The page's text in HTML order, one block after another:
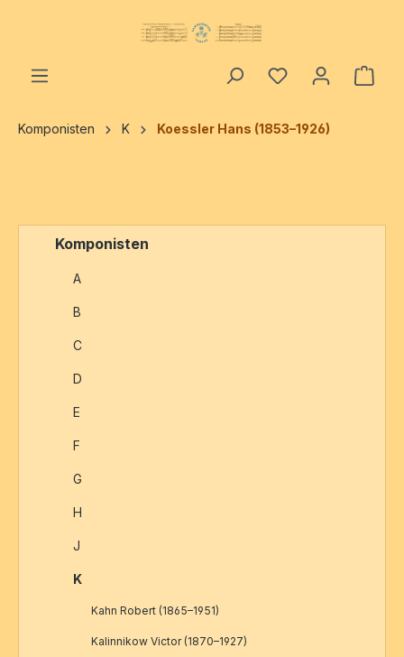
Komponisten K Koessler Hans (1853–1926)
Komponisten
A
B
C
D
E
F
G
H
J
K
Kahn Robert (1865–1951)
Kalinnikow Victor (1870–1927)